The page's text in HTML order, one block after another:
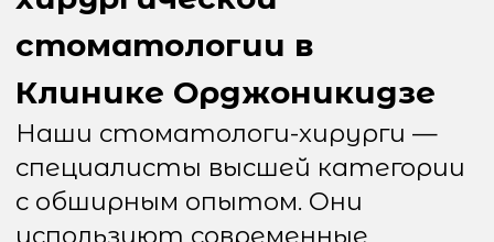
Соблюдать рекомендации
врача
Принимать назначенные
препараты
Следить за гигиеной
полости рта
Посещать контрольные
осмотры